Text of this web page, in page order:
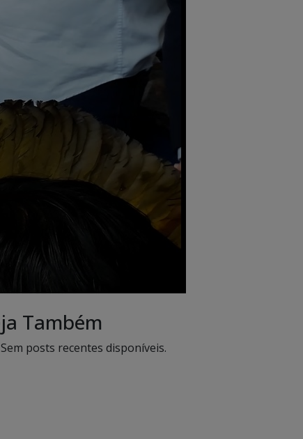
Também
Sem posts recentes disponíveis.